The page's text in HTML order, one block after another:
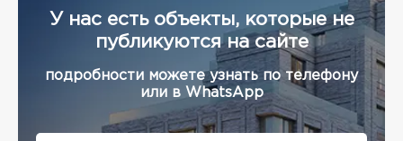
У нас есть объекты, которые не
публикуются на сайте
подробности можете узнать по телефону
или в WhatsApp